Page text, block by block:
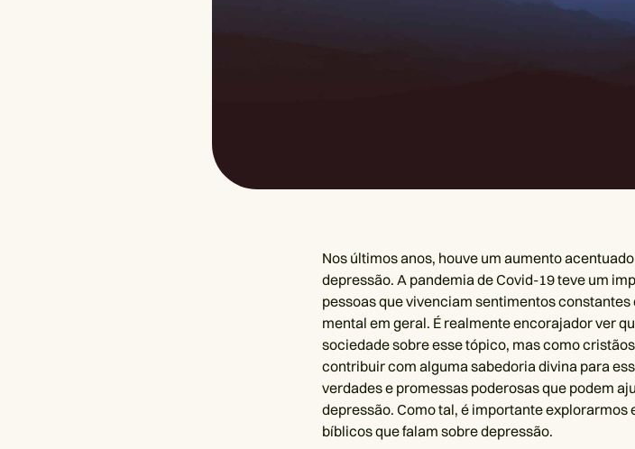
Nos últimos anos, houve um aumento
depressão. A pandemia de Covid-19 teve um
pessoas que vivenciam sentimentos
mental em geral. É realmente encorajador ver
sociedade sobre esse tópico, mas como
contribuir com alguma sabedoria divina para
verdades e promessas poderosas que podem
depressão. Como tal, é importante
bíblicos que falam sobre depressão.